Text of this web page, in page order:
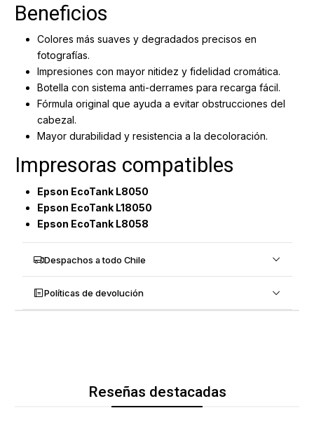
Beneficios
Colores más suaves y degradados precisos en
fotografías.
Impresiones con mayor nitidez y fidelidad cromática.
Botella con sistema anti-derrames para recarga fácil.
Fórmula original que ayuda a evitar obstrucciones del
cabezal.
Mayor durabilidad y resistencia a la decoloración.
Impresoras compatibles
Epson EcoTank L8050
Epson EcoTank L18050
Epson EcoTank L8058
Despachos a todo Chile
Políticas de devolución
Reseñas destacadas